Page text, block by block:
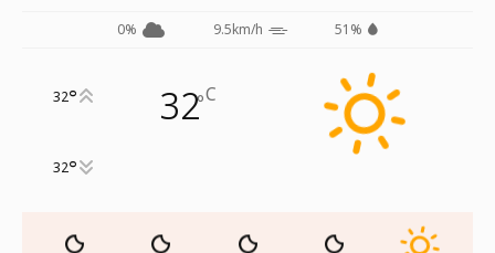
51%
9.5km/h
0%
32°C
32°
32°